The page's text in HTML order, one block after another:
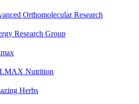
Orthomolecular Research
Research Group
Nutrition
Herbs